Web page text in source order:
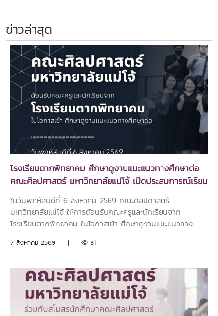
ข่าวล่าสุด
โรงเรียนตากพิทยาคม ศึกษาดูงานแนะแนวทางศึกษาต่อ
คณะศิลปศาสตร์ มหาวิทยาลัยแม่โจ้ เปิดประสบการณ์เรียน
รู้หลักสูตรระดับอุดมศึกษา
ในวันพฤหัสบดีที่ 6 สิงหาคม 2569 คณะศิลปศาสตร์
มหาวิทยาลัยแม่โจ้ ให้การต้อนรับคณะครูและนักเรียนจาก
โรงเรียนตากพิทยาคม ในโอกาสเข้า ศึกษาดูงานแนะแนวทาง
ศิลปศาสตร์ เพื่อเปิดโลกทัศน์และสร้างแรงบันดาลใจในการศึกษา
นี้ ผู้ช่วยศาสตราจารย์ ดร.ปารดา เดชะประทุมวัน รองคณบดี
คณะศิลปศาสตร์ ให้เกียรติเป็นประธานกล่าวต้อนรับ พร้อมนำทีม
คณาจารย์ทุกหลักสูตรฯ เข้าแนะนำข้อมูลเกี่ยวกับแนวทางการ
เรียนการสอน และโอกาสในการประกอบอาชีพของแต่ละหลักสูตร
7 สิงหาคม 2569 | 31